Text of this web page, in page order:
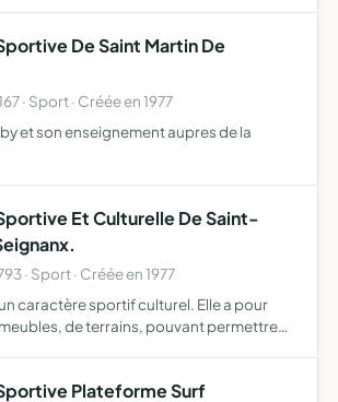
De Saint Martin De
· Sport · Créée en 1977
et son enseignement aupres de la
Et Culturelle De Saint-
· Sport · Créée en 1977
caractère sportif culturel. Elle a pour
de terrains, pouvant permettre
Plateforme Surf